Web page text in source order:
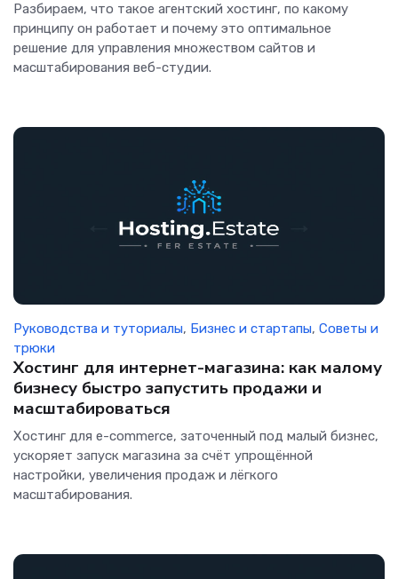
Разбираем, что такое агентский хостинг, по какому
принципу он работает и почему это оптимальное
решение для управления множеством сайтов и
масштабирования веб-студии.
Руководства и туториалы, Бизнес и стартапы, Советы и
трюки
Хостинг для интернет-магазина: как малому
бизнесу быстро запустить продажи и
масштабироваться
Хостинг для e-commerce, заточенный под малый бизнес,
ускоряет запуск магазина за счёт упрощённой
настройки, увеличения продаж и лёгкого
масштабирования.